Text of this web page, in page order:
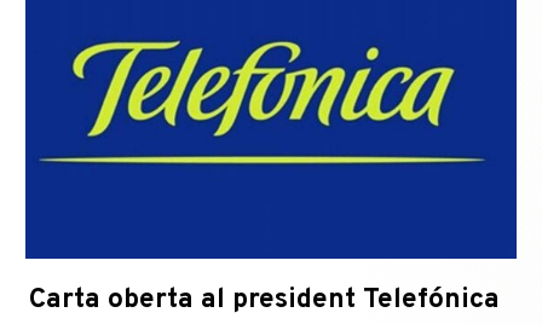
Carta oberta al president Telefónica